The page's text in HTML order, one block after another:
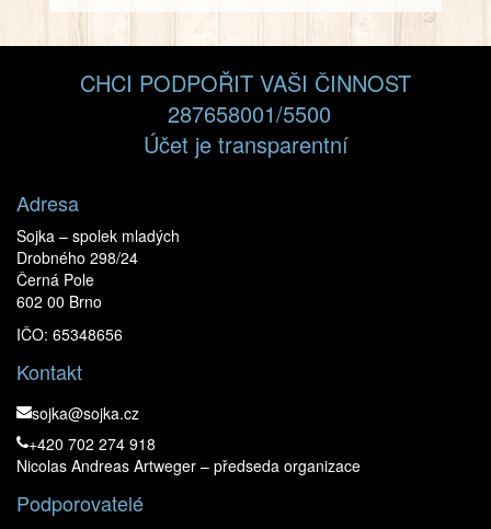
CHCI PODPOŘIT VAŠI ČINNOST
287658001/5500
Účet je transparentní
Adresa
Sojka – spolek mladých
Drobného 298/24
Černá Pole
602 00 Brno
IČO: 65348656
Kontakt
sojka@sojka.cz
+420 702 274 918
Nicolas Andreas Artweger – předseda organizace
Podporovatelé